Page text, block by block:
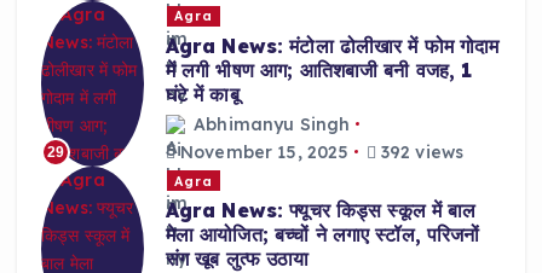
29
Agra
Agra News: मंटोला ढोलीखार में फोम गोदाम
में लगी भीषण आग; आतिशबाजी बनी वजह, 1
घंटे में काबू
Abhimanyu Singh
November 15, 2025
392 views
Agra
Agra News: फ्यूचर किड्स स्कूल में बाल
मेला आयोजित; बच्चों ने लगाए स्टॉल, परिजनों
संग खूब लुत्फ उठाया